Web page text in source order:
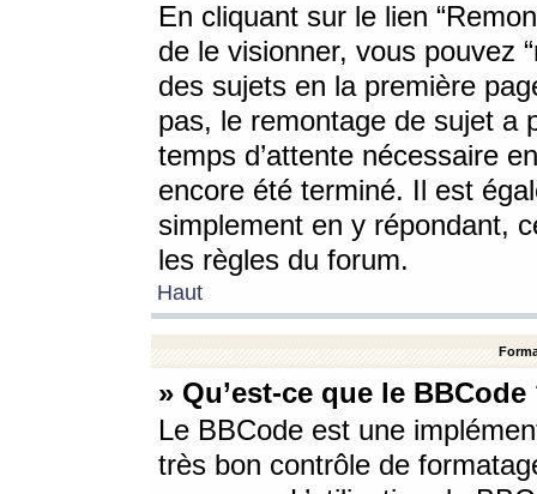
En cliquant sur le lien
de le visionner, vous pouvez
des sujets en la première
pas, le remontage de sujet a
temps d’attente nécessaire
encore été terminé. Il est
simplement en y répondant,
les règles du forum.
Haut
» Qu’est-ce que le BBCode
Le BBCode est une
très bon contrôle de